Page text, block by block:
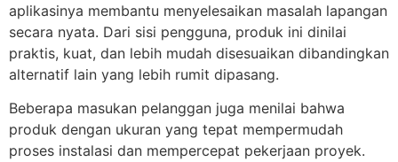
aplikasinya membantu menyelesaikan masalah lapangan
secara nyata. Dari sisi pengguna, produk ini dinilai
praktis, kuat, dan lebih mudah disesuaikan dibandingkan
alternatif lain yang lebih rumit dipasang.
Beberapa masukan pelanggan juga menilai bahwa
produk dengan ukuran yang tepat mempermudah
proses instalasi dan mempercepat pekerjaan proyek.